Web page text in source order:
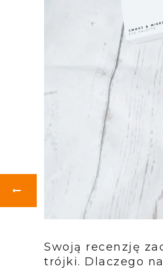
Swoją recenzję
trójki. Dlaczego